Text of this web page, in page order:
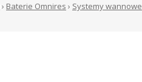
› Baterie Omnires › Systemy wannowe